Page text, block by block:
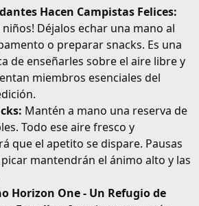
Hacen Campistas Felices:
niños! Déjalos echar una mano al
o preparar snacks. Es una
de enseñarles sobre el aire libre y
miembros esenciales del
Mantén a mano una reserva de
Todo ese aire fresco y
que el apetito se dispare. Pausas
mantendrán el ánimo alto y las
Horizon One - Un Refugio de